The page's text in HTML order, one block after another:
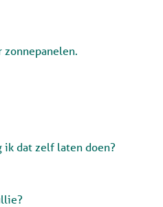
ik dat zelf laten doen?